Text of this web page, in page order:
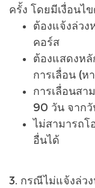
ครั้ง โดยมีเงื่อนไ
ต้องแจ้งล่วง
คอร์ส
ต้องแสดงหลั
การเลื่อน (ห
การเลื่อนสา
90 วัน จากวั
ไม่สามารถ
อื่นได้
3. กรณีไม่แจ้งล่ว